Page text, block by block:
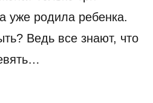
уже родила ребенка.
Ведь все знают, что